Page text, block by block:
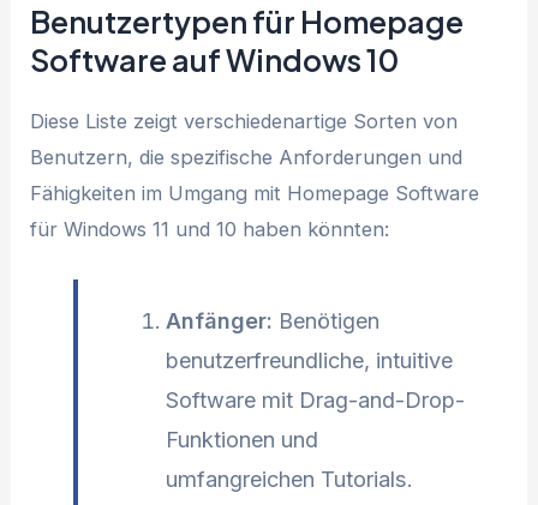
Benutzertypen für Homepage
Software auf Windows 10
Diese Liste zeigt verschiedenartige Sorten von
Benutzern, die spezifische Anforderungen und
Fähigkeiten im Umgang mit Homepage Software
für Windows 11 und 10 haben könnten:
Anfänger: Benötigen
benutzerfreundliche, intuitive
Software mit Drag-and-Drop-
Funktionen und
umfangreichen Tutorials.